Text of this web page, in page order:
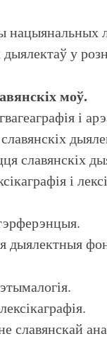
нацыянальных
у
моў.
і
славянскіх
і
дыялектныя
славянскай